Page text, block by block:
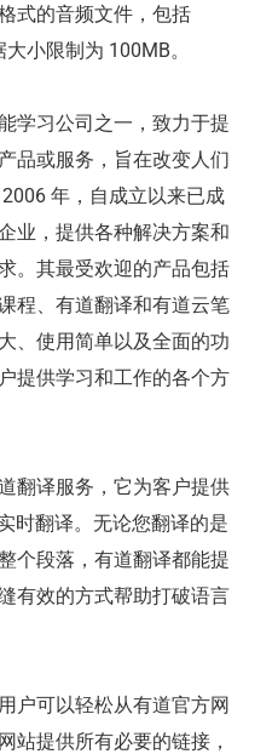
式的音频文件，包括
小限制为 100MB。
学习公司之一，致力于提
品或服务，旨在改变人们
年，自成立以来已成
业，提供各种解决方案和
。其最受欢迎的产品包括
程、有道翻译和有道云笔
、使用简单以及全面的功
提供学习和工作的各个方
翻译服务，它为客户提供
时翻译。无论您翻译的是
个段落，有道翻译都能提
有效的方式帮助打破语言
户可以轻松从有道官方网
站提供所有必要的链接，